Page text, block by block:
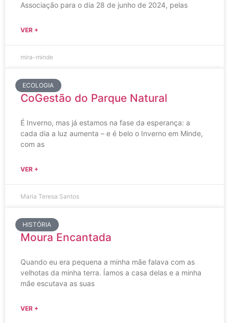
Associação para o dia 28 de junho de 2024, pelas
VER +
mira-minde
ECOLOGIA
CoGestão do Parque Natural
É Inverno, mas já estamos na fase da esperança: a
cada dia a luz aumenta – e é belo o Inverno em Minde,
com as
VER +
Maria Teresa Santos
HISTÓRIA
Moura Encantada
Quando eu era pequena a minha mãe falava com as
velhotas da minha terra. Íamos a casa delas e a minha
mãe escutava as suas
VER +